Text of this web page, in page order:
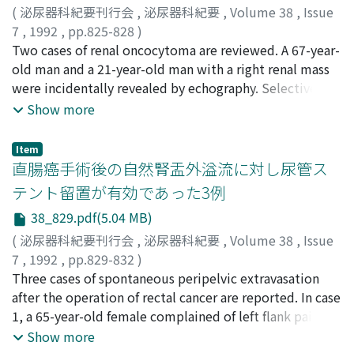
( 泌尿器科紀要刊行会 , 泌尿器科紀要 , Volume 38 , Issue
7 , 1992 , pp.825-828 )
山下, 真寿男;後藤, 章暢;守殿, 貞夫;仙石, 淳;北野, 喜彦;
小田, 芳経;梅津, 敬一;北沢, 荘平;Yamashita, Masuo;
Goto, Akinobu;Kamidono, Sadao;Sengoku, Atsushi
Kitano, Yoshihiko
Two cases of renal oncocytoma are reviewed. A 67-year-
old man and a 21-year-old man with a right renal mass
were incidentally revealed by echography. Selective
renal angiogram showed no spoke-wheel configuration
diagnosed as oncocytomas, constructed of large
eosinophilic cells with granular cytoplasm and small
regular nuclei. The electron micrograph showed
cytoplasm packed abundantly with mitochondria. The
two patients are in good condition 2.5 and 1.5 years
after diagnosis.
Show more
Item
直腸癌手術後の自然腎盂外溢流に対し尿管ス
テント留置が有効であった3例
38_829.pdf(5.04 MB)
( 泌尿器科紀要刊行会 , 泌尿器科紀要 , Volume 38 , Issue
7 , 1992 , pp.829-832 )
鎌田, 清治;吉弘, 悟;松山, 豪泰;瀧原, 博史;内藤, 克輔;
井, 平造;Kamada, Kiyoharu; Yoshihiro, Satoru;
Matsuyama, Hideyasu;Takihara, Hiroshi;Naito,
Katsusuke;Yasui, Heizo
Three cases of spontaneous peripelvic extravasation
after the operation of rectal cancer are reported. In case
1, a 65-year-old female complained of left flank pain
one month after high-anterior resection for rectal
Show more